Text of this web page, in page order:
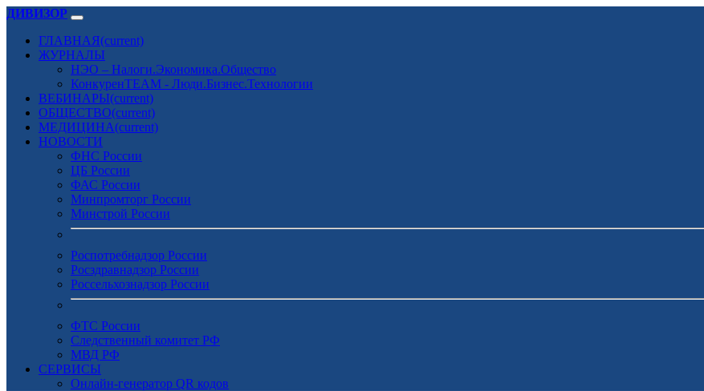
ДИВИЗОР
ГЛАВНАЯ(current)
ЖУРНАЛЫ
НЭО – Налоги.Экономика.Общество
КонкуренTEAM - Люди.Бизнес.Технологии
ВЕБИНАРЫ(current)
ОБЩЕСТВО(current)
МЕДИЦИНА(current)
НОВОСТИ
ФНС России
ЦБ России
ФАС России
Минпромторг России
Минстрой России
Роспотребнадзор России
Росздравнадзор России
Россельхознадзор России
ФТС России
Следственный комитет РФ
МВД РФ
СЕРВИСЫ
Онлайн-генератор QR кодов